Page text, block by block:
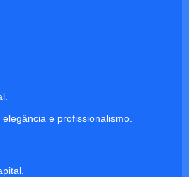
e profissionalismo.